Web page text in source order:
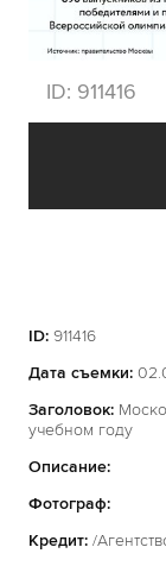
ID: 911416
ID: 911416
Дата съемки:
Заголовок:
учебном году
Описание:
Фотограф:
Кредит: /